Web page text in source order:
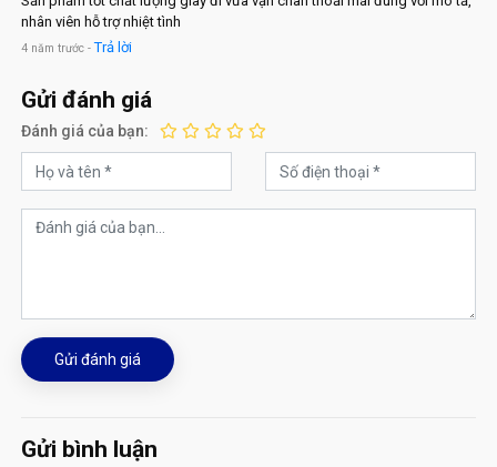
nhân viên hỗ trợ nhiệt tình
4 năm trước -Trả lời
Gửi đánh giá
Đánh giá của bạn:
Gửi đánh giá
Gửi bình luận